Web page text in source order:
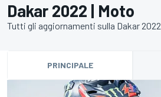
Dakar 2022 | Moto
Tutti gli aggiornamenti sulla Dakar 2022
PRINCIPALE